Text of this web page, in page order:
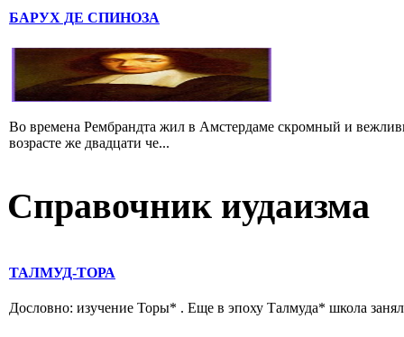
БАРУХ ДЕ СПИНОЗА
Во времена Рембрандта жил в Амстердаме скромный и
возрасте же двадцати че...
Справочник иудаизма
ТАЛМУД-ТОРА
Дословно: изучение Торы* . Еще в эпоху Талмуда* школа